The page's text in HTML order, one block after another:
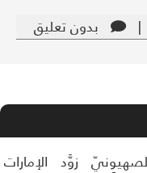
بدون تعليق
زوَّد الإمارات